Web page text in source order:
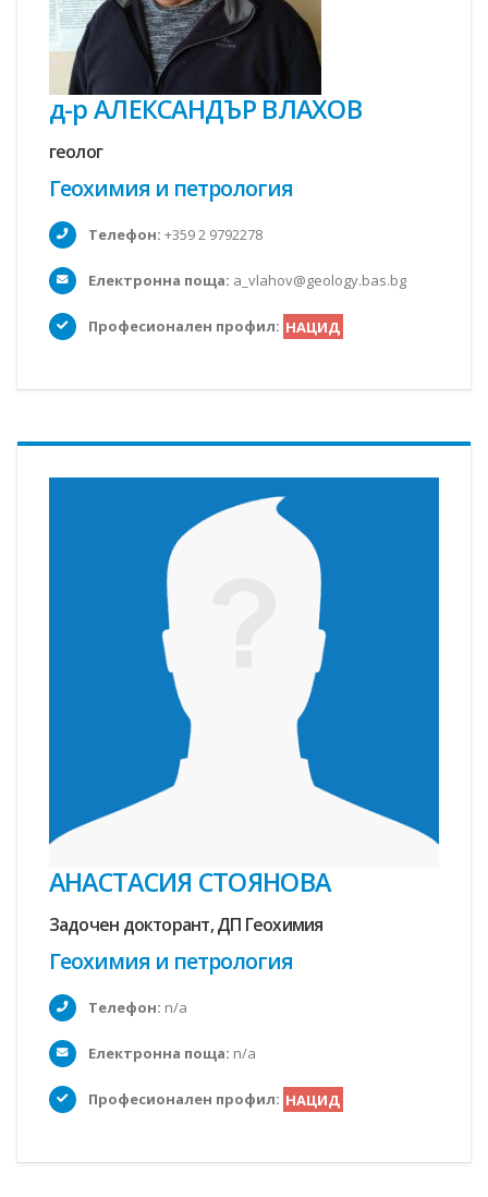
д-р АЛЕКСАНДЪР ВЛАХОВ
геолог
Геохимия и петрология
Телефон: +359 2 9792278
Електронна поща: a_vlahov@geology.bas.bg
Професионален профил: НАЦИД
АНАСТАСИЯ СТОЯНОВА
Задочен докторант, ДП Геохимия
Геохимия и петрология
Телефон: n/a
Електронна поща: n/a
Професионален профил: НАЦИД